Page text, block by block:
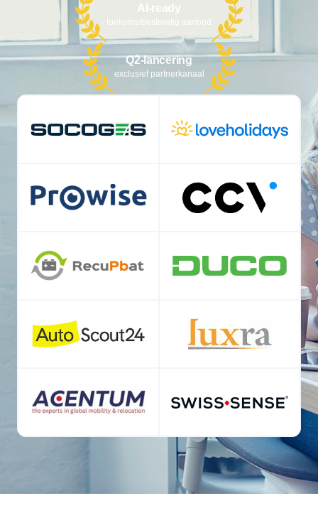
AI-ready
toekomstbestendig aanbod
Q2-lancering
exclusief partnerkanaal